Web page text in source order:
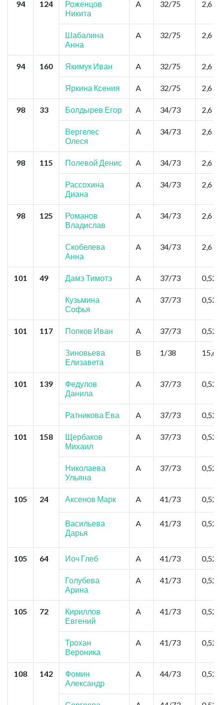
94 124
Роженцов
Никита
A 32/75 2,6
Шабалина
Анна
A 32/75 2,6
94 160 Якимук Иван A 32/75 2,6
Яркина Ксения A 32/75 2,6
98 33 Болдырев Егор A 34/73 2,6
Вергелес
Олеся
A 34/73 2,6
98 115 Полевой Денис A 34/73 2,6
Рассохина
Диана
A 34/73 2,6
98 125
Романов
Владислав
A 34/73 2,6
Скобелева
Анна
A 34/73 2,6
101 49 Дамэ Тимотэ A 37/73 0,52
Кузьмина
Софья
A 37/73 0,52
101 117 Попков Иван A 37/73 0,52
Зиновьева
Елизавета
B 1/38 15,6
101 139
Федулов
Данила
A 37/73 0,52
Ратникова Ева A 37/73 0,52
101 158
Щербаков
Михаил
A 37/73 0,52
Николаева
Ульяна
A 37/73 0,52
105 24 Аксенов Марк A 41/73 0,52
Васильева
Дарья
A 41/73 0,52
105 64 Иоч Глеб A 41/73 0,52
Голубева
Арина
A 41/73 0,52
105 72
Кириллов
Евгений
A 41/73 0,52
Трохан
Вероника
A 41/73 0,52
108 142
Фомин
Александр
A 44/73 0,52